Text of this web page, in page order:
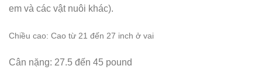
em và các vật nuôi khác).
Chiều cao: Cao từ 21 đến 27 inch ở vai
Cân nặng: 27.5 đến 45 pound